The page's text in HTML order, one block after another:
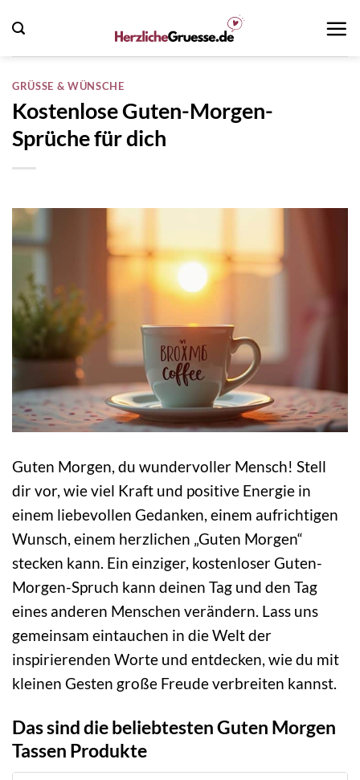
Inhalt
springen
GRÜSSE & WÜNSCHE
Kostenlose Guten-Morgen-
Sprüche für dich
Guten Morgen, du wundervoller Mensch! Stell
dir vor, wie viel Kraft und positive Energie in
einem liebevollen Gedanken, einem aufrichtigen
Wunsch, einem herzlichen „Guten Morgen“
stecken kann. Ein einziger, kostenloser Guten-
Morgen-Spruch kann deinen Tag und den Tag
eines anderen Menschen verändern. Lass uns
gemeinsam eintauchen in die Welt der
inspirierenden Worte und entdecken, wie du mit
kleinen Gesten große Freude verbreiten kannst.
Das sind die beliebtesten Guten Morgen
Tassen Produkte